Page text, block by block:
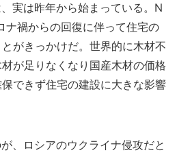
実は昨年から始まっている。N
ナ禍からの回復に伴って住宅の
がきっかけだ。世界的に木材不
が足りなくなり国産木材の価格
できず住宅の建設に大きな影響
、ロシアのウクライナ侵攻だと